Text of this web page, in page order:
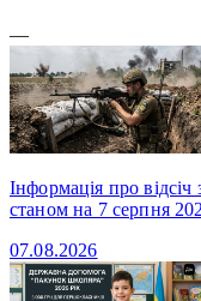
—
Інформація про відсіч
станом на 7 серпня
07.08.2026